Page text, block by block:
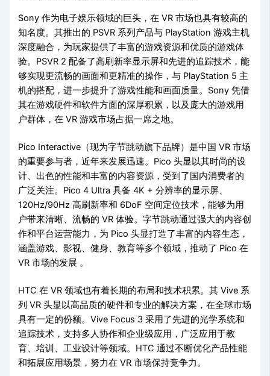
Sony 作为电子娱乐领域的巨头，在 VR 市场也具有较高的
知名度。其推出的 PSVR 系列产品与 PlayStation 游戏主机
深度融合，为玩家提供了丰富的游戏资源和优质的游戏体
验。PSVR 2 配备了高刷新率显示屏和先进的追踪技术，能
够实现更流畅的画面和更精准的操作，与 PlayStation 5 主
机的搭配，进一步提升了游戏性能和画面质量。Sony 凭借
其在游戏硬件和软件方面的深厚积累，以及庞大的游戏用
户群体，在 VR 游戏市场占据一席之地。
Pico Interactive（现为字节跳动旗下品牌）是中国 VR 市场
的重要参与者，近年来发展迅速。Pico 头显以其时尚的设
计、出色的性能和丰富的内容资源，受到了国内消费者的
广泛关注。Pico 4 Ultra 具备 4K + 分辨率的显示屏、
120Hz/90Hz 高刷新率和 6DoF 空间定位技术，能够为用
户带来清晰、流畅的 VR 体验。字节跳动通过强大的内容创
作和平台运营能力，为 Pico 头显打造了丰富的内容生态，
涵盖游戏、影视、健身、教育等多个领域，推动了 Pico 在
VR 市场的发展 。
HTC 在 VR 领域也有着长期的布局和技术积累。其 Vive 系
列 VR 头显以高品质的硬件和专业的解决方案，在全球市场
具有一定的份额。Vive Focus 3 采用了先进的光学系统和
追踪技术，支持多人协作和企业级应用，广泛应用于教
育、培训、工业设计等领域。HTC 通过不断优化产品性能
和拓展应用场景，努力在 VR 市场保持竞争力。